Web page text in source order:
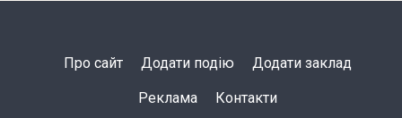
Про сайт Додати подію Додати заклад
Реклама Контакти